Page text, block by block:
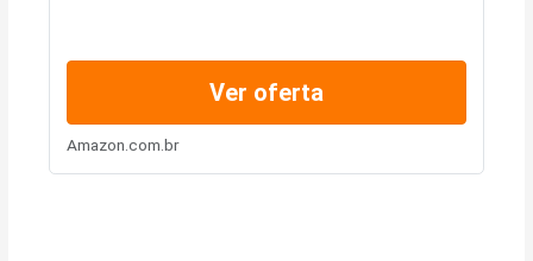
Ver oferta
Amazon.com.br